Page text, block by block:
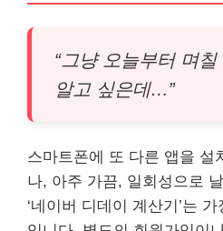
“그냥 오늘부터 며
알고 싶은데…”
스마트폰에 또 다른 앱을 설
나, 아주 가끔, 일회성으로
‘네이버 디데이 계산기’는